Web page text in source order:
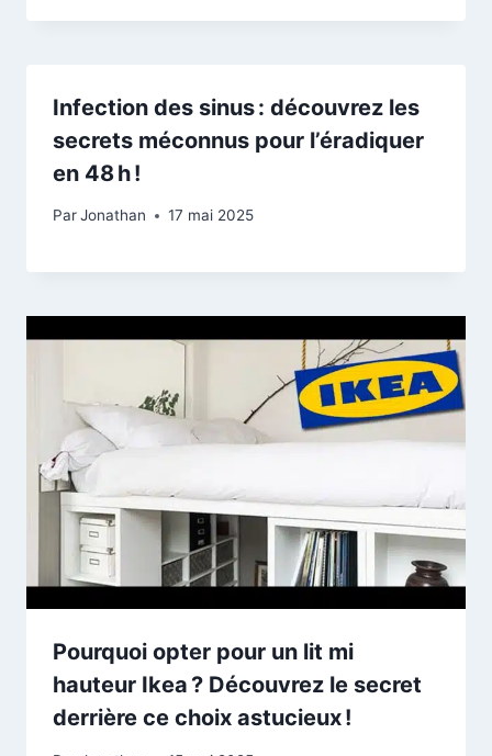
Infection des sinus : découvrez les
secrets méconnus pour l’éradiquer
en 48 h !
ParJonathan 17 mai 2025
Pourquoi opter pour un lit mi
hauteur Ikea ? Découvrez le secret
derrière ce choix astucieux !